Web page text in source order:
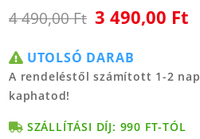
4 490,00 Ft 3 490,00 Ft
UTOLSÓ DARAB
A rendeléstől számított 1-2
kaphatod!
SZÁLLÍTÁSI DÍJ: 990 FT-TÓL